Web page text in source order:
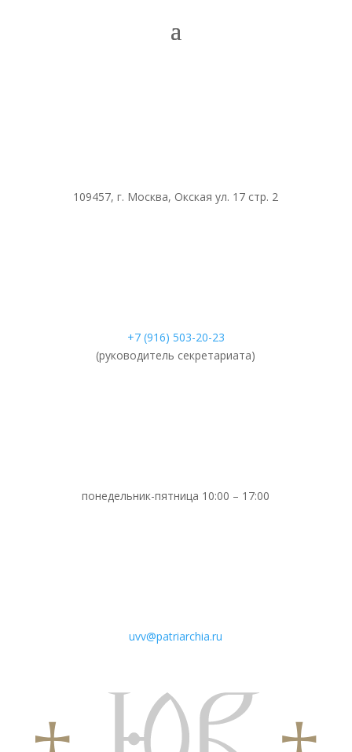
109457, г. Москва, Окская ул. 17 стр. 2
+7 (916) 503-20-23
(руководитель секретариата)
понедельник-пятница 10:00 – 17:00
uvv@patriarchia.ru